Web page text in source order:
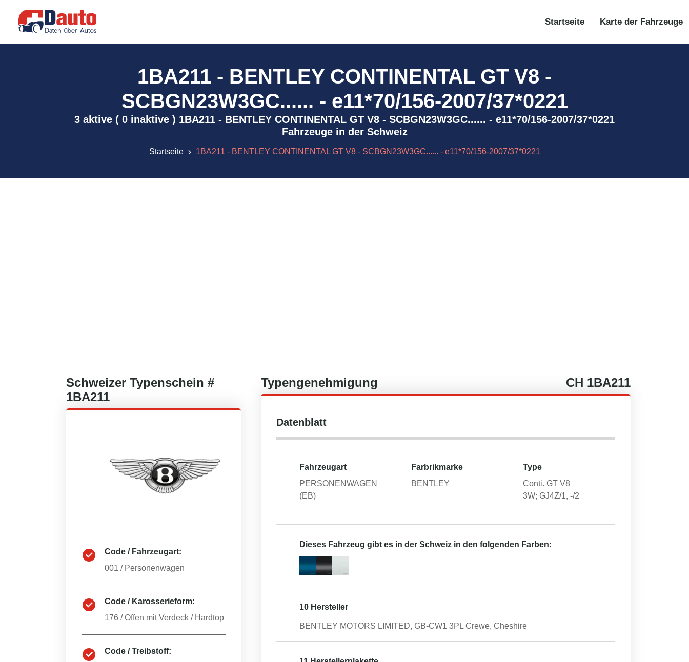
Startseite Karte der Fahrzeuge
1BA211 - BENTLEY CONTINENTAL GT V8 -
SCBGN23W3GC...... - e11*70/156-2007/37*0221
3 aktive ( 0 inaktive ) 1BA211 - BENTLEY CONTINENTAL GT V8 - SCBGN23W3GC...... - e11*70/156-2007/37*0221
Fahrzeuge in der Schweiz
Startseite 1BA211 - BENTLEY CONTINENTAL GT V8 - SCBGN23W3GC...... - e11*70/156-2007/37*0221
Schweizer Typenschein #
1BA211
Code / Fahrzeugart:
001 / Personenwagen
Code / Karosserieform:
176 /Offen mit Verdeck / Hardtop
Code / Treibstoff:
Typengenehmigung CH 1BA211
Datenblatt
Fahrzeugart
PERSONENWAGEN
(EB)
Farbrikmarke
BENTLEY
Type
Conti. GT V8
3W; GJ4Z/1, -/2
Dieses Fahrzeug gibt es in der Schweiz in den folgenden Farben:
10 Hersteller
BENTLEY MOTORS LIMITED, GB-CW1 3PL Crewe, Cheshire